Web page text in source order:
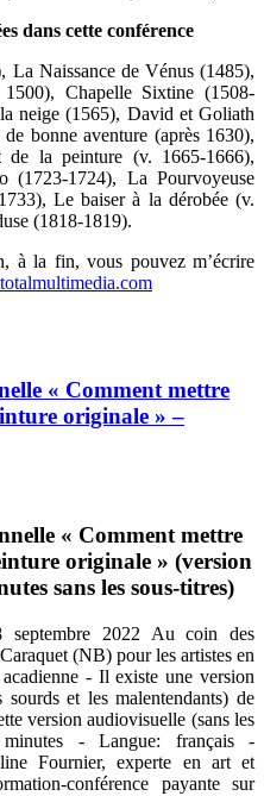
dans cette conférence
Naissance de Vénus (1485),
Chapelle Sixtine (1508-
neige (1565), David et Goliath
bonne aventure (après 1630),
de la peinture (v. 1665-1666),
(1723-1724), La Pourvoyeuse
Le baiser à la dérobée (v.
(1818-1819).
à la fin, vous pouvez m’écrire
« Comment mettre
originale » –
« Comment mettre
originale » (version
sans les sous-titres)
septembre 2022 Au coin des
(NB) pour les artistes en
- Il existe une version
et les malentendants) de
version audiovisuelle (sans les
- Langue: français -
Fournier, experte en art et
conférence payante sur